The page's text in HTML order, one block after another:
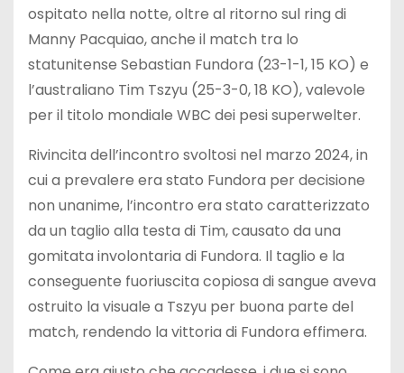
ospitato nella notte, oltre al ritorno sul ring di
Manny Pacquiao, anche il match tra lo
statunitense Sebastian Fundora (23-1-1, 15 KO) e
l’australiano Tim Tszyu (25-3-0, 18 KO), valevole
per il titolo mondiale WBC dei pesi superwelter.
Rivincita dell’incontro svoltosi nel marzo 2024, in
cui a prevalere era stato Fundora per decisione
non unanime, l’incontro era stato caratterizzato
da un taglio alla testa di Tim, causato da una
gomitata involontaria di Fundora. Il taglio e la
conseguente fuoriuscita copiosa di sangue aveva
ostruito la visuale a Tszyu per buona parte del
match, rendendo la vittoria di Fundora effimera.